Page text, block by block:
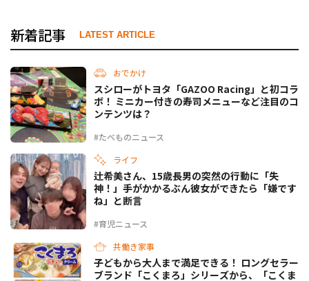
新着記事 LATEST ARTICLE
おでかけ
#たべものニュース
スシローがトヨタ「GAZOO Racing」と初コラ
ボ！ ミニカー付きの寿司メニューなど注目のコ
ンテンツは？
ライフ
#育児ニュース
辻希美さん、15歳長男の突然の行動に「失
神！」手がかかるぶん彼女ができたら「嫌です
ね」と断言
共働き家事
子どもから大人まで満足できる！ ロングセラー
ブランド「こくまろ」シリーズから、「こくま